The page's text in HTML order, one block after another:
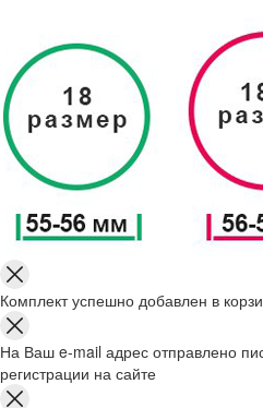
Комплект успешно добавлен в
На Ваш e-mail адрес отправлено
регистрации на сайте